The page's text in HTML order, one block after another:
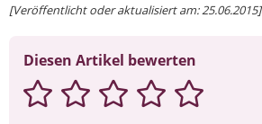
[Veröffentlicht oder aktualisiert am: 25.06.2015]
Diesen Artikel bewerten